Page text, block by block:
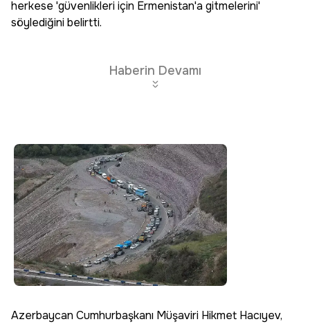
herkese 'güvenlikleri için Ermenistan'a gitmelerini'
söylediğini belirtti.
Haberin Devamı
Azerbaycan Cumhurbaşkanı Müşaviri Hikmet Hacıyev,